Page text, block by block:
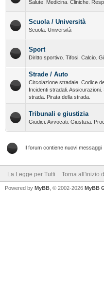
Salute. Medicina. Cliniche.
Scuola / Università
Scuola. Università
Sport
Diritto sportivo. Tifosi. Calcio.
Strade / Auto
Circolazione stradale. Codice
Incidenti stradali.
strada. Pirata della strada.
Tribunali e giustizia
Giudici. Avvocati. Giustizia.
Il forum contiene nuovi messaggi
La Legge per Tutti Torna all'inizio
Powered by MyBB , © 2002-2026 MyBB